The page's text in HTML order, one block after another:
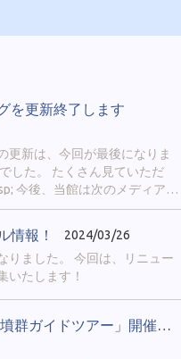
を更新終了します
更新は、今回が最後になりま
した。 たくさん見ていただ
今後、当館は次のメディアに
① 公式X ＠
埼玉古墳群や博物館の豆知
す。 「鉄剣エピソードゼ
ごと」のような、シリーズ企
ウントをお持ちの方限定に
ォローしてみてください。
、最新情報を配信します。 ス
届けできるので、イベント開
情報！
2024/03/26
りました。 今回は、リニュー
いたします！